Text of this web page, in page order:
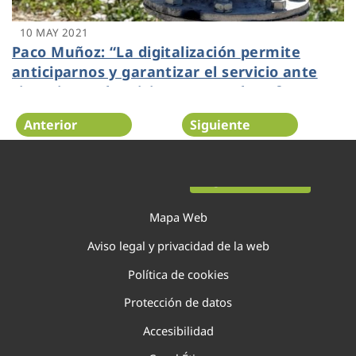
10 MAY 2021
Paco Muñoz: “La digitalización permite
anticiparnos y garantizar el servicio ante
situaciones de crisis como son los efectos
meteorológicos extremos”
Anterior Siguiente
Mapa Web
Aviso legal y privacidad de la web
Política de cookies
Protección de datos
Accesibilidad